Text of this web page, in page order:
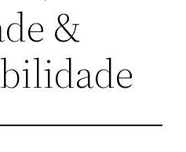
&